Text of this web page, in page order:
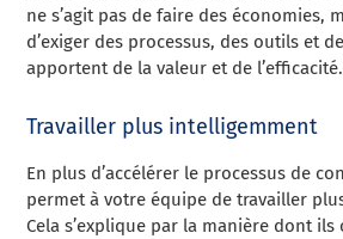
ne s’agit pas de faire des économies,
d’exiger des processus, des outils et
apportent de la valeur et de l’efficacité.
Travailler plus intelligemment
En plus d’accélérer le processus de
permet à votre équipe de travailler
Cela s’explique par la manière dont